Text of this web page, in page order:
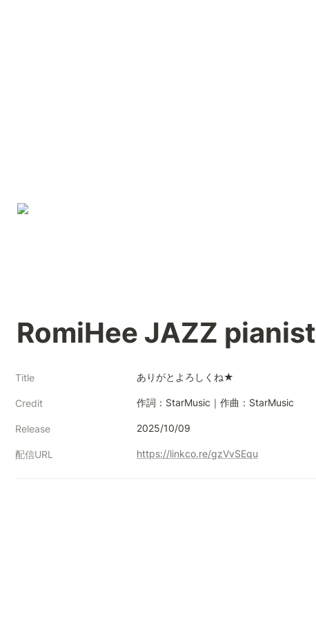
RomiHee JAZZ pianist
Title ありがとよろしくね★
Credit 作詞：StarMusic｜作曲：StarMusic
Release 2025/10/09
配信URL https://linkco.re/gzVvSEqu